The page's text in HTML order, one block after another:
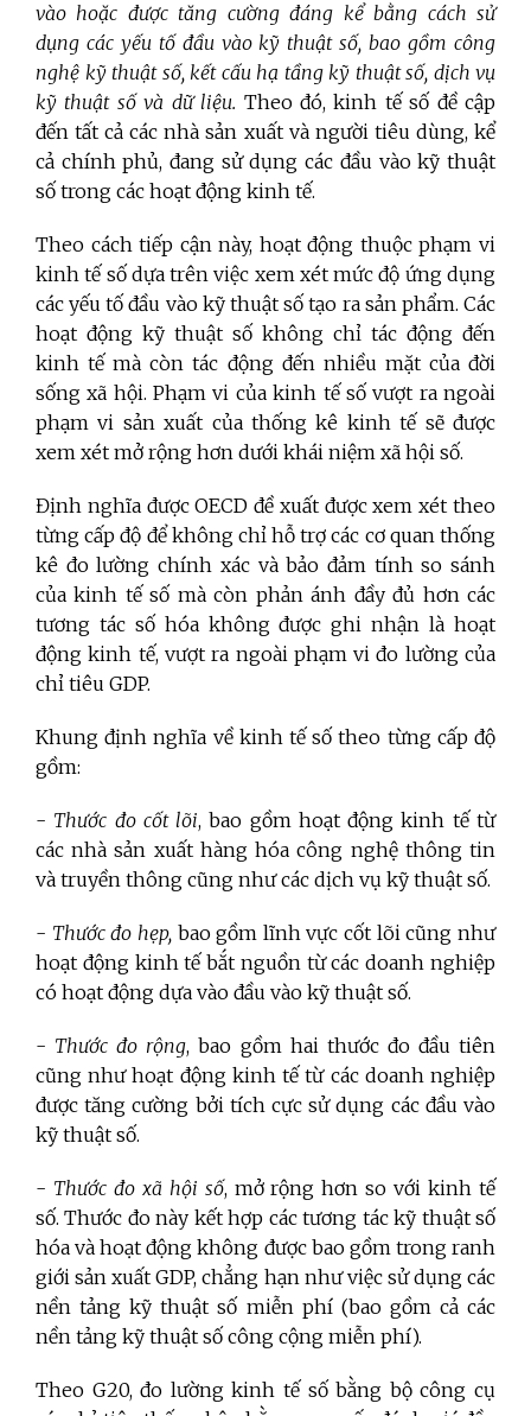
vào hoặc được tăng cường đáng kể bằng cách sử
dụng các yếu tố đầu vào kỹ thuật số, bao gồm công
nghệ kỹ thuật số, kết cấu hạ tầng kỹ thuật số, dịch vụ
kỹ thuật số và dữ liệu. Theo đó, kinh tế số đề cập
đến tất cả các nhà sản xuất và người tiêu dùng, kể
cả chính phủ, đang sử dụng các đầu vào kỹ thuật
số trong các hoạt động kinh tế.
Theo cách tiếp cận này, hoạt động thuộc phạm vi
kinh tế số dựa trên việc xem xét mức độ ứng dụng
các yếu tố đầu vào kỹ thuật số tạo ra sản phẩm. Các
hoạt động kỹ thuật số không chỉ tác động đến
kinh tế mà còn tác động đến nhiều mặt của đời
sống xã hội. Phạm vi của kinh tế số vượt ra ngoài
phạm vi sản xuất của thống kê kinh tế sẽ được
xem xét mở rộng hơn dưới khái niệm xã hội số.
Định nghĩa được OECD đề xuất được xem xét theo
từng cấp độ để không chỉ hỗ trợ các cơ quan thống
kê đo lường chính xác và bảo đảm tính so sánh
của kinh tế số mà còn phản ánh đầy đủ hơn các
tương tác số hóa không được ghi nhận là hoạt
động kinh tế, vượt ra ngoài phạm vi đo lường của
chỉ tiêu GDP.
Khung định nghĩa về kinh tế số theo từng cấp độ
gồm:
- Thước đo cốt lõi, bao gồm hoạt động kinh tế từ
các nhà sản xuất hàng hóa công nghệ thông tin
và truyền thông cũng như các dịch vụ kỹ thuật số.
- Thước đo hẹp, bao gồm lĩnh vực cốt lõi cũng như
hoạt động kinh tế bắt nguồn từ các doanh nghiệp
có hoạt động dựa vào đầu vào kỹ thuật số.
- Thước đo rộng, bao gồm hai thước đo đầu tiên
cũng như hoạt động kinh tế từ các doanh nghiệp
được tăng cường bởi tích cực sử dụng các đầu vào
kỹ thuật số.
- Thước đo xã hội số, mở rộng hơn so với kinh tế
số. Thước đo này kết hợp các tương tác kỹ thuật số
hóa và hoạt động không được bao gồm trong ranh
giới sản xuất GDP, chẳng hạn như việc sử dụng các
nền tảng kỹ thuật số miễn phí (bao gồm cả các
nền tảng kỹ thuật số công cộng miễn phí).
Theo G20, đo lường kinh tế số bằng bộ công cụ